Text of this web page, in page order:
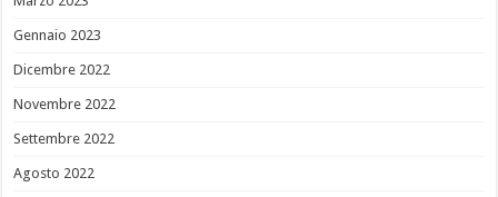
Gennaio 2023
Dicembre 2022
Novembre 2022
Settembre 2022
Agosto 2022